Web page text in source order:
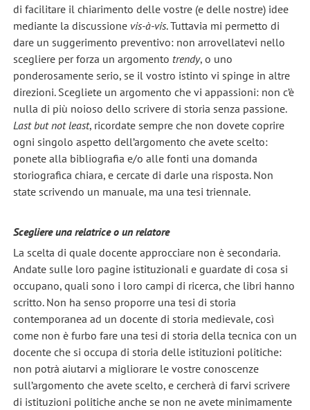
di facilitare il chiarimento delle vostre (e delle nostre) idee
mediante la discussione vis-à-vis. Tuttavia mi permetto di
dare un suggerimento preventivo: non arrovellatevi nello
scegliere per forza un argomento trendy, o uno
ponderosamente serio, se il vostro istinto vi spinge in altre
direzioni. Scegliete un argomento che vi appassioni: non c’è
nulla di più noioso dello scrivere di storia senza passione.
Last but not least, ricordate sempre che non dovete coprire
ogni singolo aspetto dell’argomento che avete scelto:
ponete alla bibliografia e/o alle fonti una domanda
storiografica chiara, e cercate di darle una risposta. Non
state scrivendo un manuale, ma una tesi triennale.
Scegliere una relatrice o un relatore
La scelta di quale docente approcciare non è secondaria.
Andate sulle loro pagine istituzionali e guardate di cosa si
occupano, quali sono i loro campi di ricerca, che libri hanno
scritto. Non ha senso proporre una tesi di storia
contemporanea ad un docente di storia medievale, così
come non è furbo fare una tesi di storia della tecnica con un
docente che si occupa di storia delle istituzioni politiche:
non potrà aiutarvi a migliorare le vostre conoscenze
sull’argomento che avete scelto, e cercherà di farvi scrivere
di istituzioni politiche anche se non ne avete minimamente